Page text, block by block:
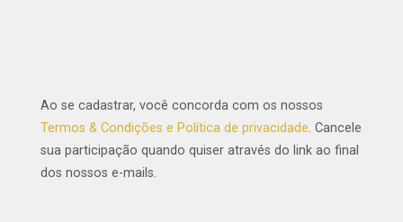
Ao se cadastrar, você concorda com os nossos
Termos & Condições e Política de privacidade . Cancele
sua participação quando quiser através do link ao final
dos nossos e-mails.